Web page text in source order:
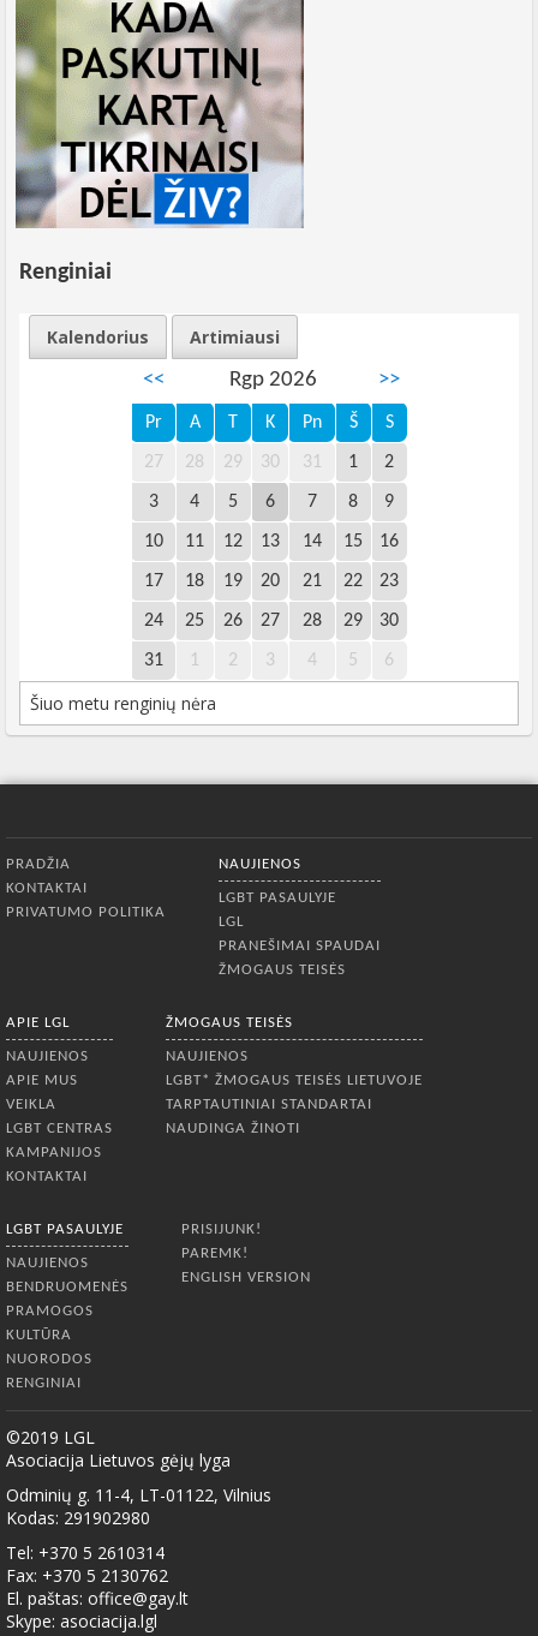
Renginiai
Kalendorius
Artimiausi
<<
Rgp 2026 >>
Pr A T K Pn Š S
27 28 29 30 31 1 2
3 4 5 6 7 8 9
10 11 12 13 14 15 16
17 18 19 20 21 22 23
24 25 26 27 28 29 30
31 1 2 3 4 5 6
Šiuo metu renginių nėra
PRADŽIA
KONTAKTAI
PRIVATUMO POLITIKA
NAUJIENOS
LGBT PASAULYJE
LGL
PRANEŠIMAI SPAUDAI
ŽMOGAUS TEISĖS
APIE LGL
NAUJIENOS
APIE MUS
VEIKLA
LGBT CENTRAS
KAMPANIJOS
KONTAKTAI
ŽMOGAUS TEISĖS
NAUJIENOS
LGBT* ŽMOGAUS TEISĖS LIETUVOJE
TARPTAUTINIAI STANDARTAI
NAUDINGA ŽINOTI
LGBT PASAULYJE
NAUJIENOS
BENDRUOMENĖS
PRAMOGOS
KULTŪRA
NUORODOS
RENGINIAI
PRISIJUNK!
PAREMK!
ENGLISH VERSION
©2019 LGL
Asociacija Lietuvos gėjų lyga
Odminių g. 11-4, LT-01122, Vilnius
Kodas: 291902980
Tel: +370 5 2610314
Fax: +370 5 2130762
El. paštas: office@gay.lt
Skype: asociacija.lgl